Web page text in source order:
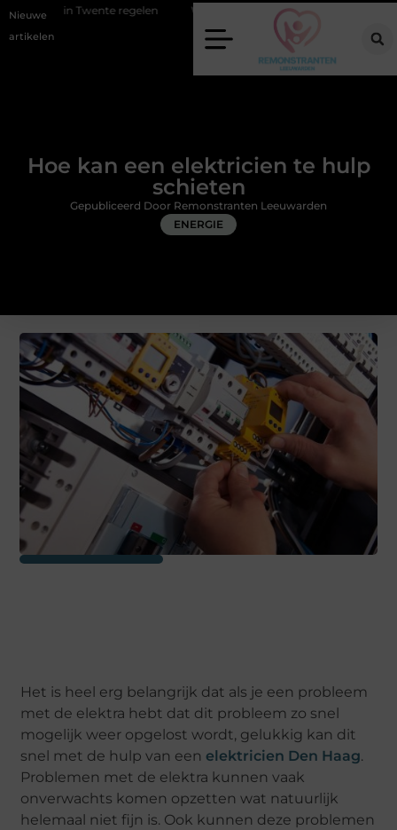
Nieuwe
artikelen
regelen Wat zero-click search betekent voor de toekomst van
Hoe kan een elektricien te hulp
schieten
ENERGIE
Gepubliceerd Door Remonstranten Leeuwarden
Het is heel erg belangrijk dat als je een probleem
met de elektra hebt dat dit probleem zo snel
mogelijk weer opgelost wordt, gelukkig kan dit
snel met de hulp van een elektricien Den Haag.
Problemen met de elektra kunnen vaak
onverwachts komen opzetten wat natuurlijk
helemaal niet fijn is. Ook kunnen deze problemen